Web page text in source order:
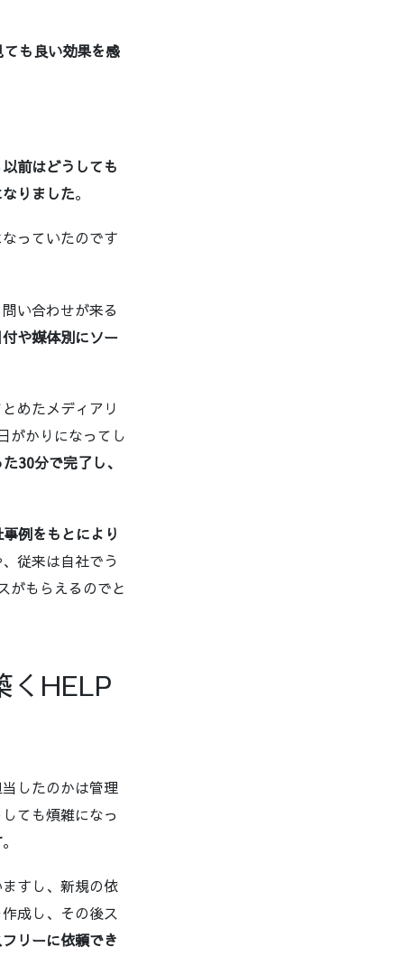
も良い効果を感
以前はどうしても
りました。
っていたのです
い合わせが来る
や媒体別にソー
めたメディアリ
がかりになってし
30分で完了し、
例をもとにより
従来は自社でう
がもらえるのでと
HELP
したのかは管理
ても煩雑になっ
。
すし、新規の依
成し、その後ス
リーに依頼でき